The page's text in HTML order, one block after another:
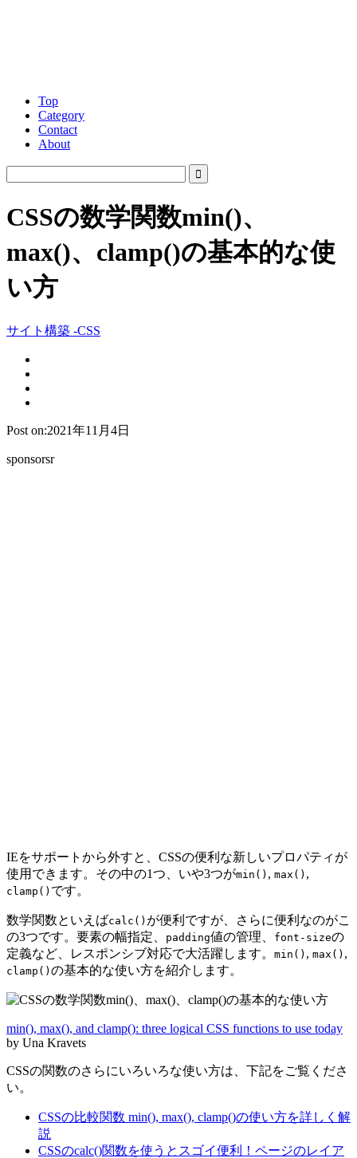
Top
Category
Contact
About
CSSの数学関数min()、
max()、clamp()の基本的な使
い方
サイト構築 -CSS
Post on:2021年11月4日
sponsorsr
IEをサポートから外すと、CSSの便利な新しいプロパティが
使用できます。その中の1つ、いや3つがmin() , max() ,
clamp() です。
数学関数といえばcalc() が便利ですが、さらに便利なのがこ
の3つです。要素の幅指定、
padding値の管理、 font-sizeの
定義など、レスポンシブ対応で大活躍します。 min() , max() ,
clamp() の基本的な使い方を紹介します。
min(), max(), and clamp(): three logical CSS functions to use today
by Una Kravets
CSSの関数のさらにいろいろな使い方は、下記をご覧くださ
い。
CSSの比較関数 min(), max(), clamp()の使い方を詳しく解
説
CSSのcalc()関数を使うとスゴイ便利！ページのレイア